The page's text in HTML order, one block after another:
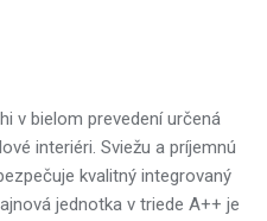
€.
v bielom prevedení určená
interiéri. Sviežu a príjemnú
kvalitný integrovaný
jednotka v triede A++ je